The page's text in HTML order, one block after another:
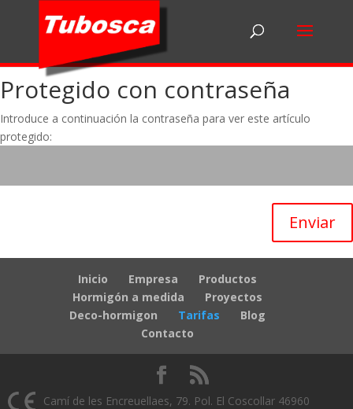
Protegido con contraseña
Introduce a continuación la contraseña para ver este artículo
protegido:
Enviar
Inicio Empresa
Productos
Hormigón a medida
Proyectos
Deco-hormigon
Tarifas
Blog
Contacto
Camí de les Encreuellaes, 79. Pol. El Coscollar 46960